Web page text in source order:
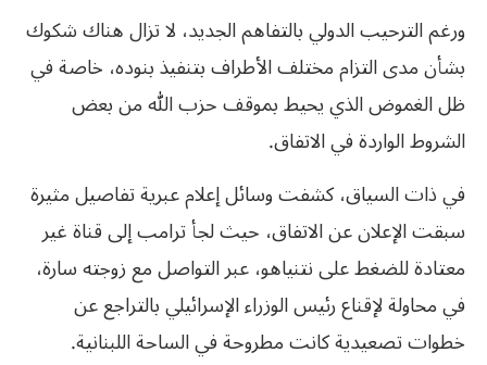
ورغم الترحيب الدولي بالتفاهم الجديد، لا تزال هناك شكوك
بشأن مدى التزام مختلف الأطراف بتنفيذ بنوده، خاصة في
ظل الغموض الذي يحيط بموقف حزب الله من بعض
الشروط الواردة في الاتفاق.
في ذات السياق، كشفت وسائل إعلام عبرية تفاصيل مثيرة
سبقت الإعلان عن الاتفاق، حيث لجأ ترامب إلى قناة غير
معتادة للضغط على نتنياهو، عبر التواصل مع زوجته سارة،
في محاولة لإقناع رئيس الوزراء الإسرائيلي بالتراجع عن
خطوات تصعيدية كانت مطروحة في الساحة اللبنانية.